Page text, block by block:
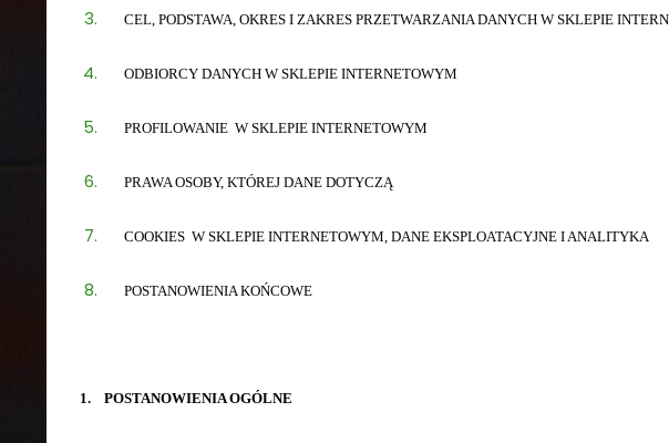
CEL, PODSTAWA, OKRES I ZAKRES PRZETWARZANIA DANYCH W SKLEPIE
ODBIORCY DANYCH W SKLEPIE INTERNETOWYM
PROFILOWANIE W SKLEPIE INTERNETOWYM
PRAWA OSOBY, KTÓREJ DANE DOTYCZĄ
COOKIES W SKLEPIE INTERNETOWYM, DANE EKSPLOATACYJNE I ANALITYKA
POSTANOWIENIA KOŃCOWE
1. POSTANOWIENIA OGÓLNE